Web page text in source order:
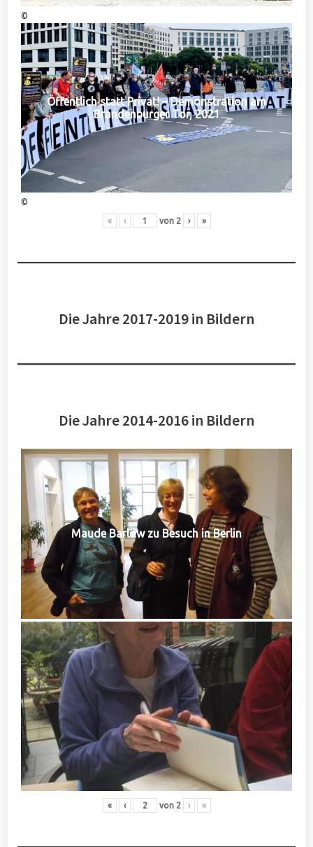
©
Öffentlich statt Privat! – Demonstration am
Brandenburger Tor, 2021
©
« ‹ von 2 › »
Die Jahre 2017-2019 in Bildern
Die Jahre 2014-2016 in Bildern
Maude Barlow zu Besuch in Berlin
« ‹ von 2 › »